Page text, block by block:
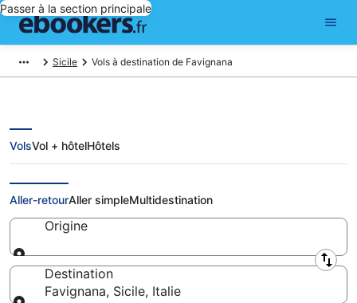
Passer à la section principale
Sicile Vols à destination de Favignana
Vols pas chers pour Favignana
VolsVol + hôtelHôtels
Aller-retourAller simpleMultidestination
Origine
Origine
Destination
Favignana, Sicile, Italie